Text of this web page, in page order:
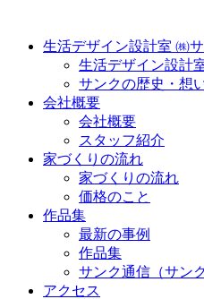
生活デザイン設計室 ㈱
生活デザイン設計
サンクの歴史・想
会社概要
会社概要
スタッフ紹介
家づくりの流れ
家づくりの流れ
価格のこと
作品集
最新の事例
作品集
サンク通信（サン
アクセス